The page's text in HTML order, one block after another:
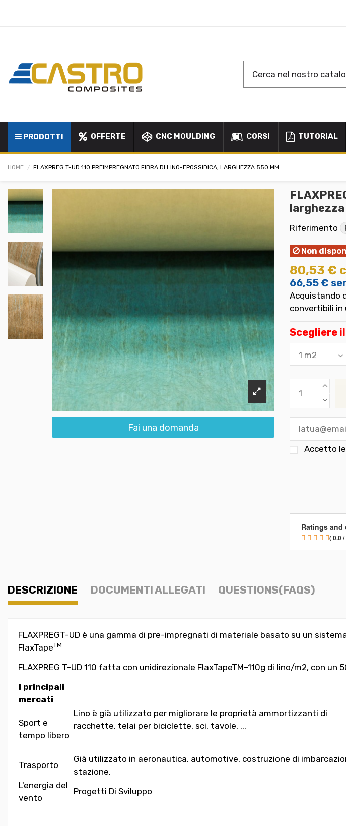
PRODOTTI OFFERTE CNC MOULDING CORSI TUTORIAL
HOME FLAXPREG T-UD 110 PREIMPREGNATO FIBRA DI LINO-EPOSSIDICA, LARGHEZZA 550 MM
Fai una domanda
Riferimento
Non
80,53 €
66,55 €
Acquistando
convertibili in
Scegliere
Accetto le
Ratings and
( 0.0
DESCRIZIONE DOCUMENTI ALLEGATI QUESTIONS(FAQS)
FLAXPREGT-UD è una gamma di pre-impregnati di materiale basato su un
FlaxTapeTM
FLAXPREG T-UD 110 fatta con unidirezionale FlaxTapeTM–110g di lino/m2, con
I principali
mercati
Sport e
tempo libero
Lino è già utilizzato per migliorare le proprietà ammortizzanti di
racchette, telai per biciclette, sci, tavole, ...
Trasporto
Già utilizzato in aeronautica, automotive, costruzione di
stazione.
L'energia del
vento
Progetti Di Sviluppo